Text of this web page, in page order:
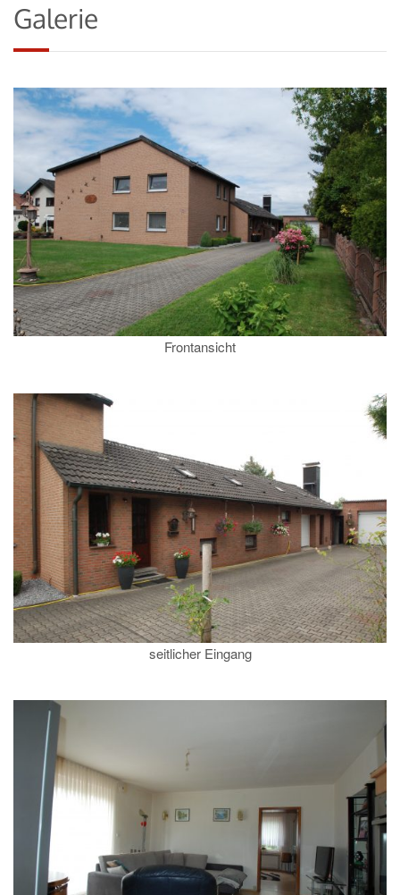
Galerie
Frontansicht
seitlicher Eingang